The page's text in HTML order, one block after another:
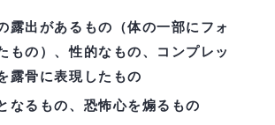
露出があるもの（体の一部にフォ
もの）、性的なもの、コンプレッ
露骨に表現したもの
なるもの、恐怖心を煽るもの